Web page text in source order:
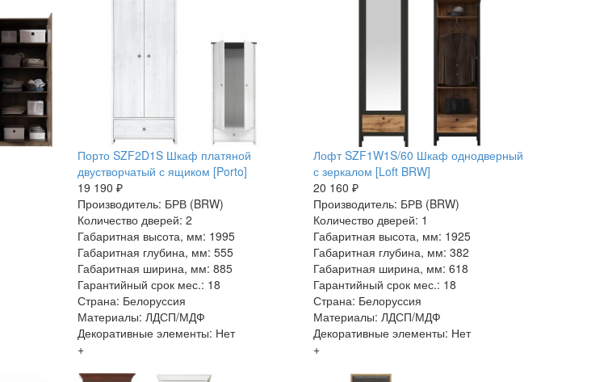
Порто SZF2D1S Шкаф платяной
двустворчатый с ящиком [Porto]
19 190 ₽
Производитель: БРВ (BRW)
Количество дверей: 2
Габаритная высота, мм: 1995
Габаритная глубина, мм: 555
Габаритная ширина, мм: 885
Гарантийный срок мес.: 18
Страна: Белоруссия
Материалы: ЛДСП/МДФ
Декоративные элементы: Нет
+
Лофт SZF1W1S/60 Шкаф однодверный
с зеркалом [Loft BRW]
20 160 ₽
Производитель: БРВ (BRW)
Количество дверей: 1
Габаритная высота, мм: 1925
Габаритная глубина, мм: 382
Габаритная ширина, мм: 618
Гарантийный срок мес.: 18
Страна: Белоруссия
Материалы: ЛДСП/МДФ
Декоративные элементы: Нет
+